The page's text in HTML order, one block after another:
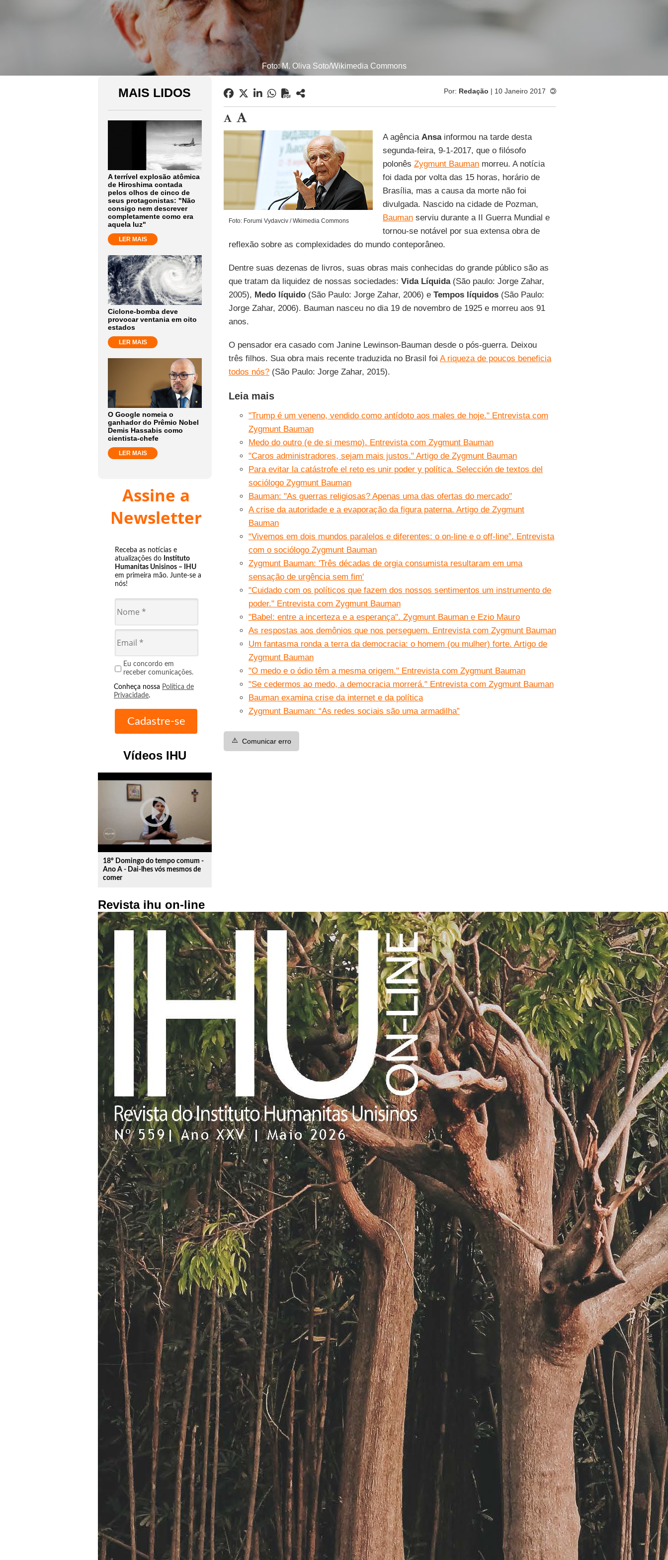
Foto: M. Oliva Soto/Wikimedia Commons
MAIS LIDOS
A terrível explosão atômica
de Hiroshima contada
pelos olhos de cinco de
seus protagonistas: "Não
consigo nem descrever
completamente como era
aquela luz"
LER MAIS
Ciclone-bomba deve
provocar ventania em oito
estados
LER MAIS
O Google nomeia o
ganhador do Prêmio Nobel
Demis Hassabis como
cientista-chefe
LER MAIS
Assine a
Newsletter
Receba as notícias e
atualizações do Instituto
Humanitas Unisinos – IHU
em primeira mão. Junte-se a
nós!
Eu concordo em
receber comunicações.
Conheça nossa Política de
Privacidade.
Vídeos IHU
play_circle_outline
18º Domingo do tempo comum -
Ano A - Dai-lhes vós mesmos de
comer
Revista ihu on-line
Por: Redação | 10 Janeiro 2017
Foto: Forumi Vydavciv / Wkimedia Commons
A agência Ansainformou na tarde desta
segunda-feira, 9-1-2017, que o filósofo
polonês Zygmunt Baumanmorreu. A notícia
foi dada por volta das 15 horas, horário de
Brasília, mas a causa da morte não foi
divulgada. Nascido na cidade de Pozman,
Baumanserviu durante a II Guerra Mundial e
tornou-se notável por sua extensa obra de
reflexão sobre as complexidades do mundo conteporâneo.
Dentre suas dezenas de livros, suas obras mais conhecidas do grande público são as
que tratam da liquidez de nossas sociedades: Vida Líquida(São paulo: Jorge Zahar,
2005), Medo líquido(São Paulo: Jorge Zahar, 2006) e Tempos líquidos(São Paulo:
Jorge Zahar, 2006). Bauman nasceu no dia 19 de novembro de 1925 e morreu aos 91
anos.
O pensador era casado com Janine Lewinson-Bauman desde o pós-guerra. Deixou
três filhos. Sua obra mais recente traduzida no Brasil foi A riqueza de poucos beneficia
todos nós? (São Paulo: Jorge Zahar, 2015).
Leia mais
"Trump é um veneno, vendido como antídoto aos males de hoje." Entrevista com
Zygmunt Bauman
Medo do outro (e de si mesmo). Entrevista com Zygmunt Bauman
"Caros administradores, sejam mais justos." Artigo de Zygmunt Bauman
Para evitar la catástrofe el reto es unir poder y política. Selección de textos del
sociólogo Zygmunt Bauman
Bauman: "As guerras religiosas? Apenas uma das ofertas do mercado"
A crise da autoridade e a evaporação da figura paterna. Artigo de Zygmunt
Bauman
“Vivemos em dois mundos paralelos e diferentes: o on-line e o off-line”. Entrevista
com o sociólogo Zygmunt Bauman
Zygmunt Bauman: 'Três décadas de orgia consumista resultaram em uma
sensação de urgência sem fim'
"Cuidado com os políticos que fazem dos nossos sentimentos um instrumento de
poder." Entrevista com Zygmunt Bauman
"Babel: entre a incerteza e a esperança". Zygmunt Bauman e Ezio Mauro
As respostas aos demônios que nos perseguem. Entrevista com Zygmunt Bauman
Um fantasma ronda a terra da democracia: o homem (ou mulher) forte. Artigo de
Zygmunt Bauman
"O medo e o ódio têm a mesma origem." Entrevista com Zygmunt Bauman
"Se cedermos ao medo, a democracia morrerá." Entrevista com Zygmunt Bauman
Bauman examina crise da internet e da política
Zygmunt Bauman: “As redes sociais são uma armadilha”
⚠️ Comunicar erro